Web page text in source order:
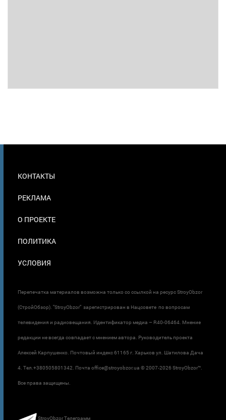
В
КОНТАКТЫ
РЕКЛАМА
О ПРОЕКТЕ
ПОЛИТИКА
УСЛОВИЯ
Перепечатка материалов возможна только со ссылкой на ресурс StroyObzor
(СтройОбзор). "StroyObzor" зарегистрирован в Нацсовете по вопросам
телевидения и радиовещания. Идентификатор медиа – R40-06464. Мнение
редакции не всегда совпадает с мнением автора. Руководитель проекта
Алексей Карпушенко. Почтовый индекс 61165 г. Харьков ул. Шатилова Дача
4. Тел.+380505801342. Почта office@stroyobzor.ua © 2007-2026 StroyObzor™.
Все права защищены.
StroyObzor Телеграмм